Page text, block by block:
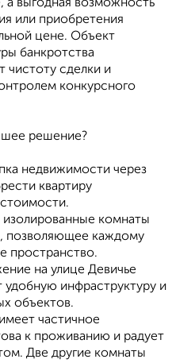
а выгодная возможность
или приобретения
цене. Объект
банкротства
чистоту сделки и
конкурсного
решение?
недвижимости через
квартиру
изолированные комнаты
позволяющее каждому
пространство.
на улице Девичье
удобную инфраструктуру и
объектов.
частичное
к проживанию и радует
Две другие комнаты